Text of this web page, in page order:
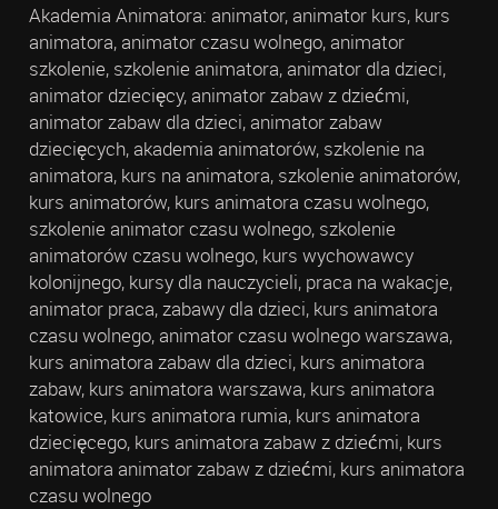
Akademia Animatora: animator, animator kurs, kurs
animatora, animator czasu wolnego, animator
szkolenie, szkolenie animatora, animator dla dzieci,
animator dziecięcy, animator zabaw z dziećmi,
animator zabaw dla dzieci, animator zabaw
dziecięcych, akademia animatorów, szkolenie na
animatora, kurs na animatora, szkolenie animatorów,
kurs animatorów, kurs animatora czasu wolnego,
szkolenie animator czasu wolnego, szkolenie
animatorów czasu wolnego, kurs wychowawcy
kolonijnego, kursy dla nauczycieli, praca na wakacje,
animator praca, zabawy dla dzieci, kurs animatora
czasu wolnego, animator czasu wolnego warszawa,
kurs animatora zabaw dla dzieci, kurs animatora
zabaw, kurs animatora warszawa, kurs animatora
katowice, kurs animatora rumia, kurs animatora
dziecięcego, kurs animatora zabaw z dziećmi, kurs
animatora animator zabaw z dziećmi, kurs animatora
czasu wolnego